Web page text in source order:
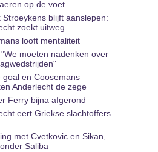
op de voet
Stroeykens blijft aanslepen:
zoekt uitweg
looft mentaliteit
moeten nadenken over
goal en Coosemans
Anderlecht de zege
Ferry bijna afgerond
eert Griekse slachtoffers
met Cvetkovic en Sikan,
Saliba